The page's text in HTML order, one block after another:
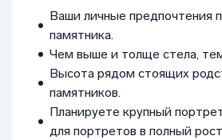
Ваши личные предпочтения
памятника.
Чем выше и толще стела,
Высота рядом стоящих
памятников.
Планируете крупный
для портретов в полный